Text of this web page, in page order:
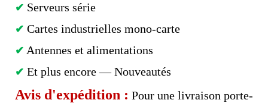
✔ Serveurs série
✔ Cartes industrielles mono-carte
✔ Antennes et alimentations
✔ Et plus encore — Nouveautés
Avis d'expédition : Pour une livraison porte-